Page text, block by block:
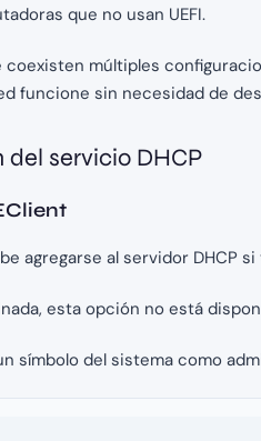
que no usan UEFI.
múltiples
funcione sin necesidad de
servicio DHCP
agregarse al servidor DHCP
esta opción no está
símbolo del sistema como